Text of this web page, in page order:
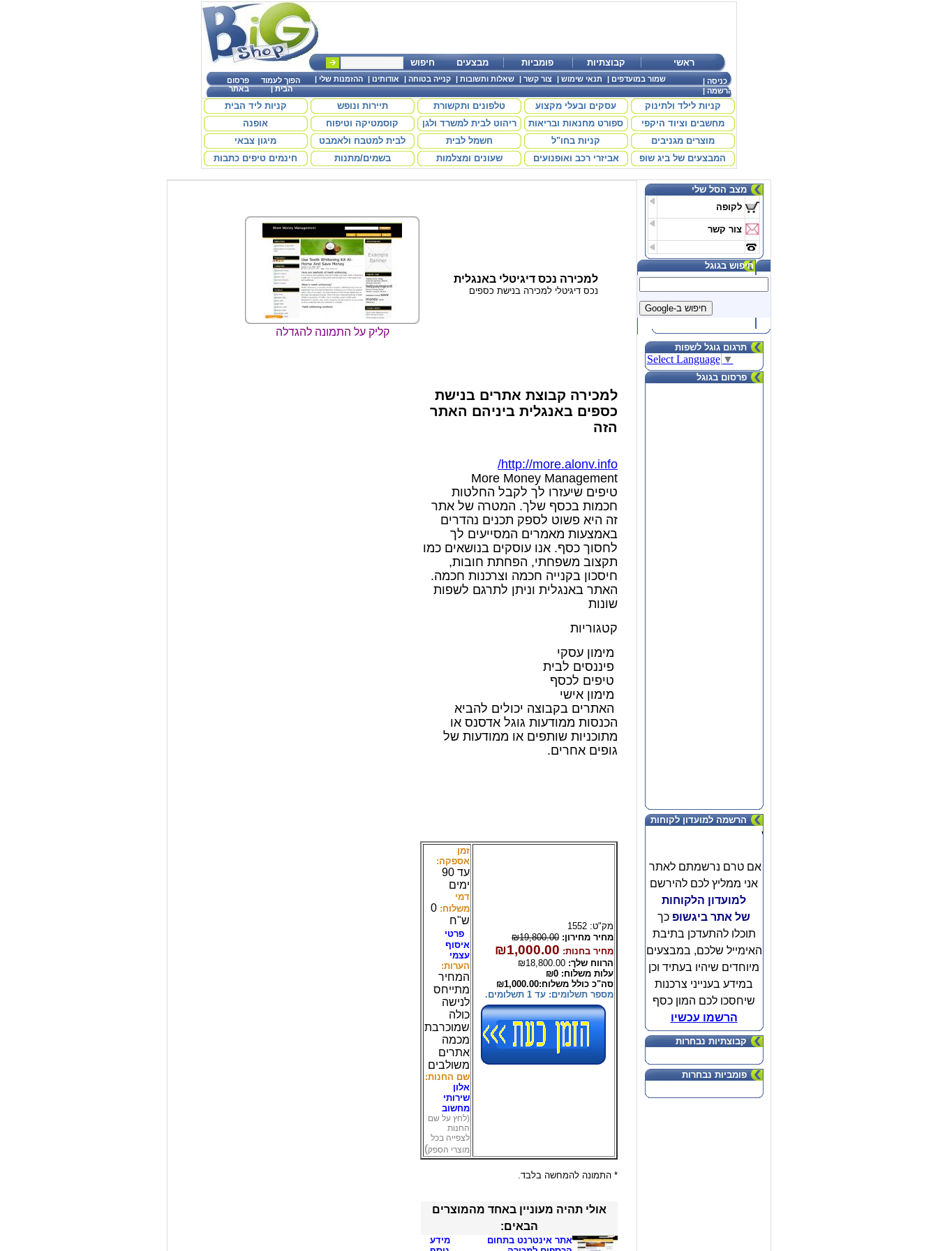
חיפוש מבצעים פומביות קבוצתיות ראשי
פרסום
באתר
הפוך לעמוד
הבית|
שמור במועדפים | תנאי שימוש | צור קשר | שאלות ותשובות | קנייה בטוחה | אודותינו | ההזמנות שלי | כניסה |
הרשמה|
קניות לילד ולתינוק עסקים ובעלי מקצוע טלפונים ותקשורת תיירות ונופש
קניות ליד הבית
מחשבים וציוד היקפי
ספורט מחנאות ובריאות ריהוט לבית למשרד ולגן קוסמטיקה וטיפוח
אופנה
מוצרים מגניבים
קניות בחו"ל חשמל לבית לבית למטבח ולאמבט
מיגון צבאי
המבצעים של ביג שופ
אביזרי רכב ואופנועים שעונים ומצלמות בשמים/מתנות חינמים טיפים כתבות
מצב הסל שלי
לקופה
צור קשר
חיפוש בגוגל
תרגום גוגל לשפות
Select Language ▼
פרסום בגוגל
הרשמה למועדון לקוחות
'
אם טרם נרשמתם לאתר
אני ממליץ לכם להירשם
למועדון הלקוחות
של אתר ביגשופ כך
תוכלו להתעדכן בתיבת
האימייל שלכם, במבצעים
מיוחדים שיהיו בעתיד וכן
במידע בענייני צרכנות
שיחסכו לכם המון כסף
הרשמו עכשיו
קבוצתיות נבחרות
פומביות נבחרות
קליק על התמונה להגדלה
למכירה נכס דיגיטלי באנגלית
נכס דיגיטלי למכירה בנישת כספים
למכירה קבוצת אתרים בנישת
כספים באנגלית ביניהם האתר
הזה
http://more.alonv.info/
More Money Management
טיפים שיעזרו לך לקבל החלטות
חכמות בכסף שלך. המטרה של אתר
זה היא פשוט לספק תכנים נהדרים
באמצעות מאמרים המסייעים לך
לחסוך כסף. אנו עוסקים בנושאים כמו
תקצוב משפחתי, הפחתת חובות,
חיסכון בקנייה חכמה וצרכנות חכמה.
האתר באנגלית וניתן לתרגם לשפות
שונות
קטגוריות
מימון עסקי
פיננסים לבית
טיפים לכסף
מימון אישי
האתרים בקבוצה יכולים להביא
הכנסות ממודעות גוגל אדסנס או
מתוכניות שותפים או ממודעות של
גופים אחרים.
מק"ט: 1552
מחיר מחירון: ₪19,800.00
מחיר בחנות: ₪1,000.00
הרווח שלך: ₪18,800.00
עלות משלוח: ₪0
סה"כ כולל משלוח:₪1,000.00
מספר תשלומים: עד 1 תשלומים.
זמן
אספקה:
עד 90
ימים
דמי
משלוח: 0
ש"ח
פרטי
איסוף
עצמי
הערות:
המחיר
מתייחס
לנישה
כולה
שמוכרבת
מכמה
אתרים
משולבים
שם החנות:
אלון
שירותי
מחשוב
(לחץ על שם
החנות
לצפייה בכל
מוצרי הספק)
* התמונה להמחשה בלבד.
אולי תהיה מעוניין באחד מהמוצרים
הבאים:
מידע
אתר אינטרנט בתחום